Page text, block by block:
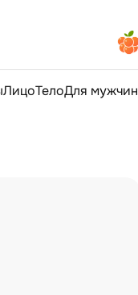
ЛицоТелоДля мужчин